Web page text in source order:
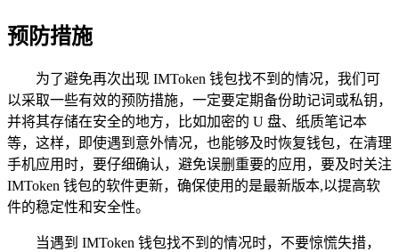
预防措施
为了避免再次出现 IMToken 钱包找不到的情况，我们可
以采取一些有效的预防措施，一定要定期备份助记词或私钥，
并将其存储在安全的地方，比如加密的 U 盘、纸质笔记本
等，这样，即使遇到意外情况，也能够及时恢复钱包，在清理
手机应用时，要仔细确认，避免误删重要的应用，要及时关注
IMToken 钱包的软件更新，确保使用的是最新版本,以提高软
件的稳定性和安全性。
当遇到 IMToken 钱包找不到的情况时，不要惊慌失措，